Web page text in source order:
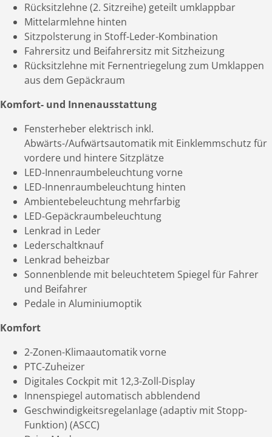
Rücksitzlehne (2. Sitzreihe) geteilt umklappbar
Mittelarmlehne hinten
Sitzpolsterung in Stoff-Leder-Kombination
Fahrersitz und Beifahrersitz mit Sitzheizung
Rücksitzlehne mit Fernentriegelung zum Umklappen
aus dem Gepäckraum
Komfort- und Innenausstattung
Fensterheber elektrisch inkl.
Abwärts-/Aufwärtsautomatik mit Einklemmschutz für
vordere und hintere Sitzplätze
LED-Innenraumbeleuchtung vorne
LED-Innenraumbeleuchtung hinten
Ambientebeleuchtung mehrfarbig
LED-Gepäckraumbeleuchtung
Lenkrad in Leder
Lederschaltknauf
Lenkrad beheizbar
Sonnenblende mit beleuchtetem Spiegel für Fahrer
und Beifahrer
Pedale in Aluminiumoptik
Komfort
2-Zonen-Klimaautomatik vorne
PTC-Zuheizer
Digitales Cockpit mit 12,3-Zoll-Display
Innenspiegel automatisch abblendend
Geschwindigkeitsregelanlage (adaptiv mit Stopp-
Funktion) (ASCC)